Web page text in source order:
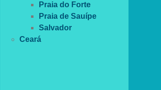
Praia do Forte
Praia de Sauípe
Salvador
Ceará